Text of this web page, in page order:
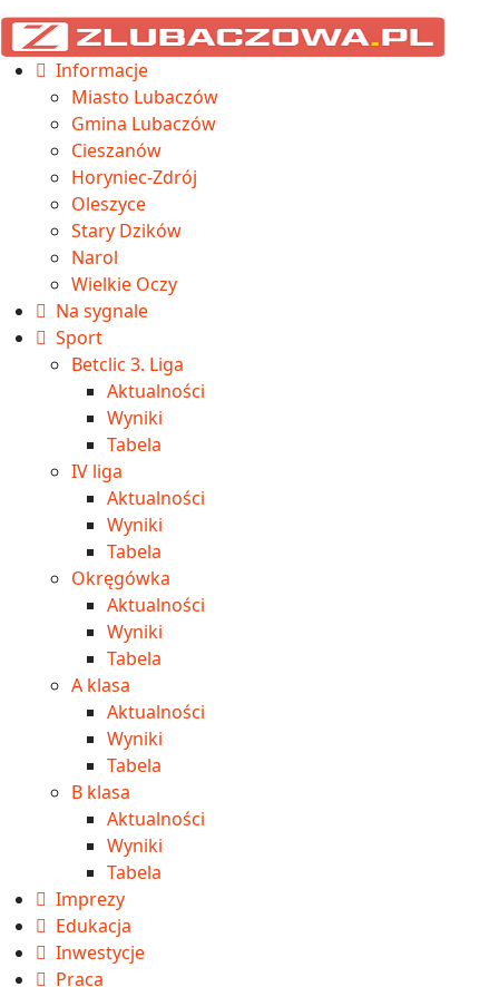
Informacje
Miasto Lubaczów
Gmina Lubaczów
Cieszanów
Horyniec-Zdrój
Oleszyce
Stary Dzików
Narol
Wielkie Oczy
Na sygnale
Sport
Betclic 3. Liga
Aktualności
Wyniki
Tabela
IV liga
Aktualności
Wyniki
Tabela
Okręgówka
Aktualności
Wyniki
Tabela
A klasa
Aktualności
Wyniki
Tabela
B klasa
Aktualności
Wyniki
Tabela
Imprezy
Edukacja
Inwestycje
Praca